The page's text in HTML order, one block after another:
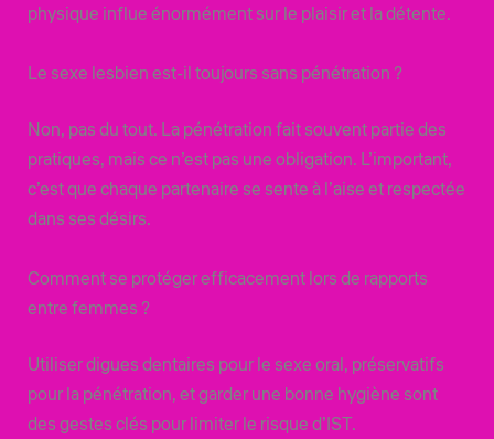
physique influe énormément sur le plaisir et la détente.
Le sexe lesbien est-il toujours sans pénétration ?
Non, pas du tout. La pénétration fait souvent partie des
pratiques, mais ce n’est pas une obligation. L’important,
c’est que chaque partenaire se sente à l’aise et respectée
dans ses désirs.
Comment se protéger efficacement lors de rapports
entre femmes ?
Utiliser digues dentaires pour le sexe oral, préservatifs
pour la pénétration, et garder une bonne hygiène sont
des gestes clés pour limiter le risque d’IST.